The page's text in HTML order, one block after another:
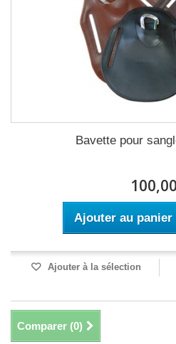
Bavette pour
Ajouter au panier
Ajouter à la sélection
Comparer (0)